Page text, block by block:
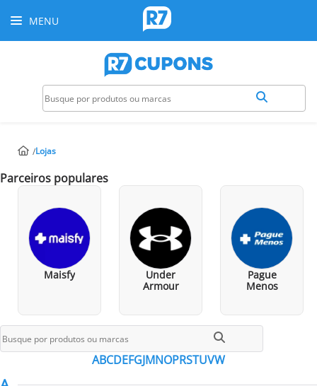
MENU
Lojas
Parceiros populares
Maisfy
Under
Armour
Pague
Menos
Todos os parceiros
ABCDEFGJMNOPRSTUVW